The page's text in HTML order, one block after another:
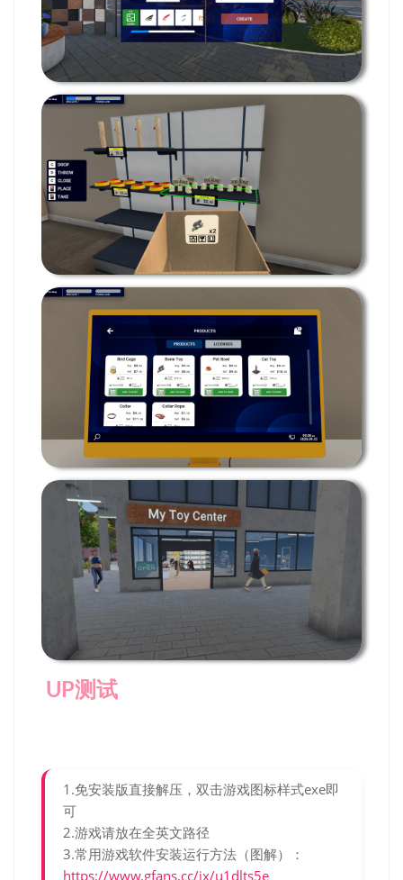
UP测试
1.免安装版直接解压，双击游戏图标样式exe即
可
2.游戏请放在全英文路径
3.常用游戏软件安装运行方法（图解）：
https://www.gfans.cc/jx/u1dlts5e